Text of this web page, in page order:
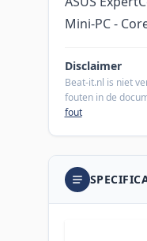
Mini-PC -
Disclaimer
Beat-it.nl is niet
fouten in de
fout